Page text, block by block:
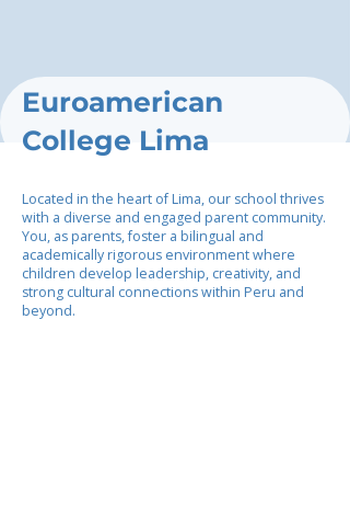
Euroamerican
College Lima
Located in the heart of Lima, our school thrives
with a diverse and engaged parent community.
You, as parents, foster a bilingual and
academically rigorous environment where
children develop leadership, creativity, and
strong cultural connections within Peru and
beyond.